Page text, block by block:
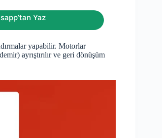
Yaz
yapabilir. Motorlar
ayrıştırılır ve geri dönüşüm